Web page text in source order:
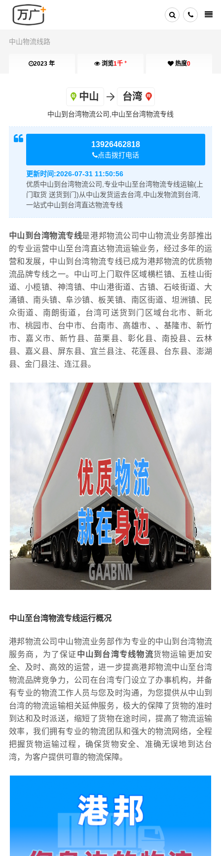
中山物流线路
2023 年 浏览1千 + 热度0
中山 台湾
中山到台湾物流公司,中山至台湾物流专线
13926462818
点击拨打电话
更新时间:2026-07-31 11:50:56
优质中山到台湾物流公司,专业中山至台湾物流专线运输(上
门取货 送货到门)从中山发货运去台湾,中山发物流到台湾,
一站式中山到台湾直达物流专线
中山到台湾物流专线是港邦物流公司中山物流业务部推出
的专业运营中山至台湾直达物流运输业务，经过多年的运
营和发展，中山到台湾物流专线已成为港邦物流的优质物
流品牌专线之一。中山可上门取件区域横栏镇、五桂山街
道、小榄镇、神湾镇、中山港街道、古镇、石岐街道、大
涌镇、南头镇、阜沙镇、板芙镇、南区街道、坦洲镇、民
众街道、南朗街道，台湾可送货到门区域台北市、新北
市、桃园市、台中市、台南市、高雄市、、基隆市、新竹
市、嘉义市、新竹县、苗栗县、彰化县、南投县、云林
县、嘉义县、屏东县、宜兰县注、花莲县、台东县、澎湖
县、金门县注、连江县。
中山至台湾物流专线运行概况
港邦物流公司中山物流业务部作为专业的中山到台湾物流
服务商，为了保证 中山到台湾专线物流货物运输更加安
全、及时、高效的运营，进一步提高港邦物流中山至台湾
物流品牌竞争力，公司在台湾专门设立了办事机构，并备
有专业的物流工作人员与您及时沟通，为您提供从中山到
台湾的物流运输相关延伸服务，极大的保障了货物的准时
到达和及时派送，缩短了货物在途时间，提高了物流运输
效率，我们拥有专业的物流团队和强大的物流网络，全程
把握货物运输过程，确保货物安全、准确无误地到达台
湾，为客户提供可靠的物流保障。